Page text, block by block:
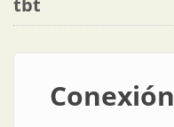
tbt
Conexión